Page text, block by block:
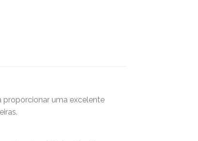
proporcionar uma excelente